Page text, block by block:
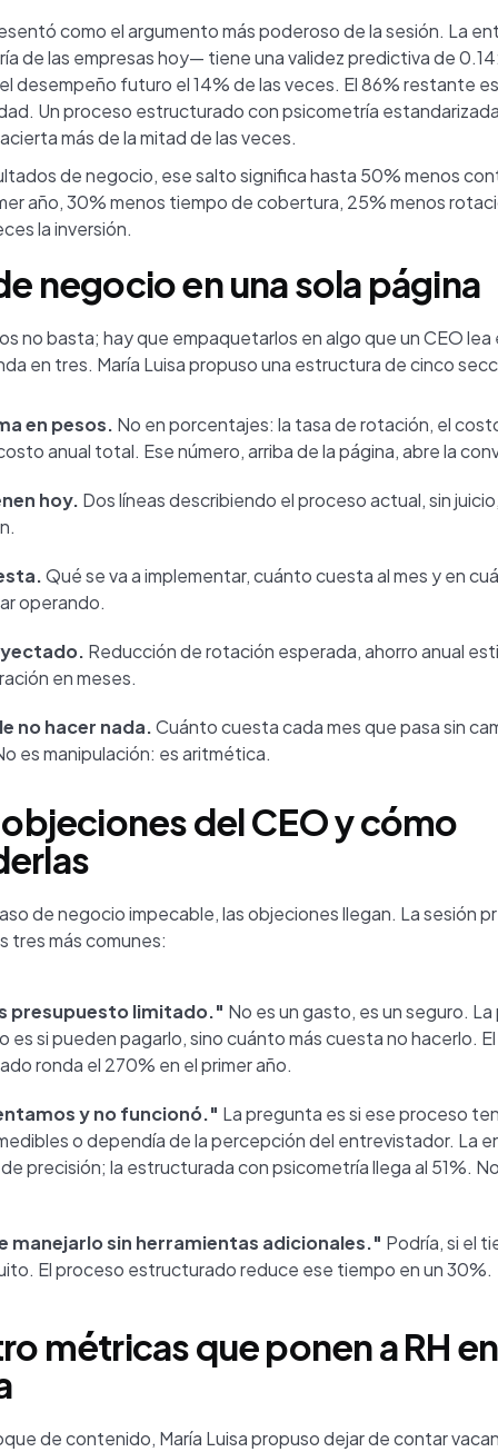
como el argumento más poderoso de la sesión. La
de las empresas hoy— tiene una validez predictiva de
desempeño futuro el 14% de las veces. El 86% restante
Un proceso estructurado con psicometría
más de la mitad de las veces.
de negocio, ese salto significa hasta 50% menos
año, 30% menos tiempo de cobertura, 25% menos
la inversión.
negocio en una sola página
no basta; hay que empaquetarlos en algo que un CEO lea
en tres. María Luisa propuso una estructura de cinco
en pesos. No en porcentajes: la tasa de rotación, el
anual total. Ese número, arriba de la página, abre la
hoy. Dos líneas describiendo el proceso actual, sin
Qué se va a implementar, cuánto cuesta al mes y en
operando.
Reducción de rotación esperada, ahorro anual
en meses.
no hacer nada.Cuánto cuesta cada mes que pasa sin
es manipulación: es aritmética.
del CEO y cómo
de negocio impecable, las objeciones llegan. La sesión
tres más comunes:
presupuesto limitado." No es un gasto, es un seguro.
es si pueden pagarlo, sino cuánto más cuesta no hacerlo.
ronda el 270% en el primer año.
y no funcionó." La pregunta es si ese proceso
o dependía de la percepción del entrevistador. La
precisión; la estructurada con psicometría llega al 51%.
manejarlo sin herramientas adicionales." Podría, si el
El proceso estructurado reduce ese tiempo en un 30%.
métricas que ponen a RH
de contenido, María Luisa propuso dejar de contar